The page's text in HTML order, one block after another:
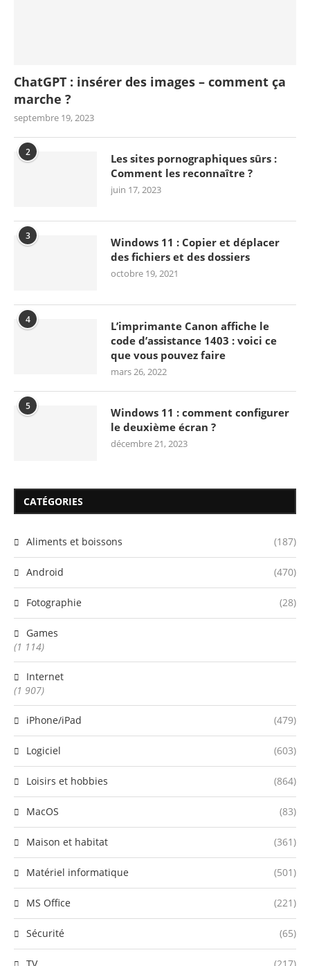
ChatGPT : insérer des images – comment ça
marche ?
septembre 19, 2023
2
Les sites pornographiques sûrs :
Comment les reconnaître ?
juin 17, 2023
3
Windows 11 : Copier et déplacer
des fichiers et des dossiers
octobre 19, 2021
4
L’imprimante Canon affiche le
code d’assistance 1403 : voici ce
que vous pouvez faire
mars 26, 2022
5
Windows 11 : comment configurer
le deuxième écran ?
décembre 21, 2023
CATÉGORIES
Aliments et boissons (187)
Android (470)
Fotographie (28)
Games
(1 114)
Internet
(1 907)
iPhone/iPad (479)
Logiciel (603)
Loisirs et hobbies (864)
MacOS (83)
Maison et habitat (361)
Matériel informatique (501)
MS Office (221)
Sécurité (65)
TV (217)